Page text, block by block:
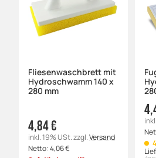
Fliesenwaschbrett mit
Hydroschwamm 140 x
280 mm
4,84 €
inkl. 19% USt.zzgl.Versand
Netto:4,06€